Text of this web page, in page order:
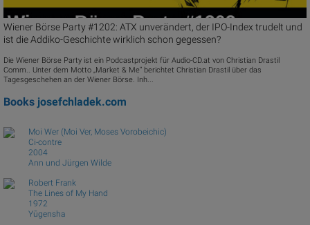
Wiener Börse Party #1202: ATX unverändert, der IPO-Index trudelt und
ist die Addiko-Geschichte wirklich schon gegessen?
Die Wiener Börse Party ist ein Podcastprojekt für Audio-CD.at von Christian Drastil
Comm.. Unter dem Motto „Market & Me“ berichtet Christian Drastil über das
Tagesgeschehen an der Wiener Börse. Inh...
Books josefchladek.com
Moi Wer (Moi Ver, Moses Vorobeichic)
Ci-contre
2004
Ann und Jürgen Wilde
Robert Frank
The Lines of My Hand
1972
Yūgensha